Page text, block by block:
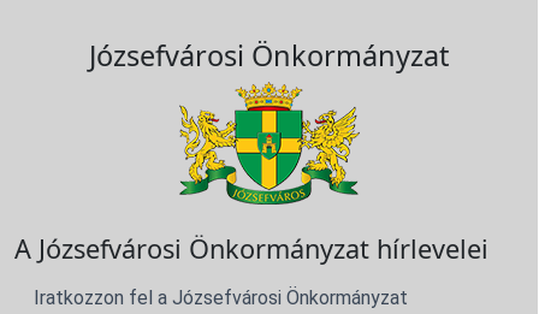
Józsefvárosi Önkormányzat
A Józsefvárosi Önkormányzat hírlevelei
Iratkozzon fel a Józsefvárosi Önkormányzat